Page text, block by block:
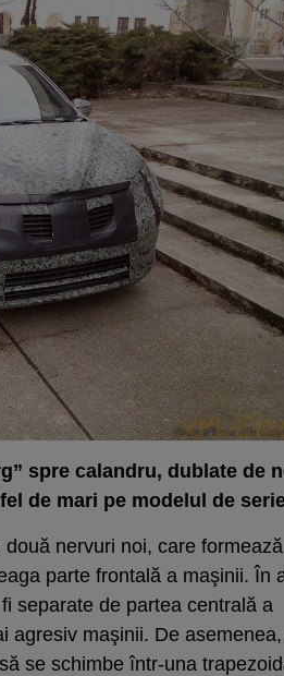
spre calandru, dublate de
de mari pe modelul de
nervuri noi, care
parte frontală a maşinii. În
separate de partea centrală a
agresiv maşinii. De
se schimbe într-una